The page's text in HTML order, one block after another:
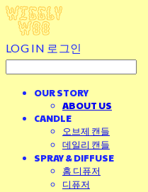
LOG IN 로그인
OUR STORY
ABOUT US
CANDLE
오브제 캔들
데일리 캔들
SPRAY & DIFFUSE
홈 디퓨저
디퓨저